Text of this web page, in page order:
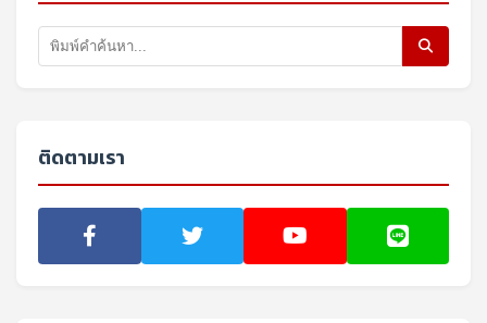
ติดตามเรา